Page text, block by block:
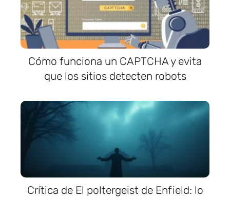
Cómo funciona un CAPTCHA y evita
que los sitios detecten robots
Crítica de El poltergeist de Enfield: lo